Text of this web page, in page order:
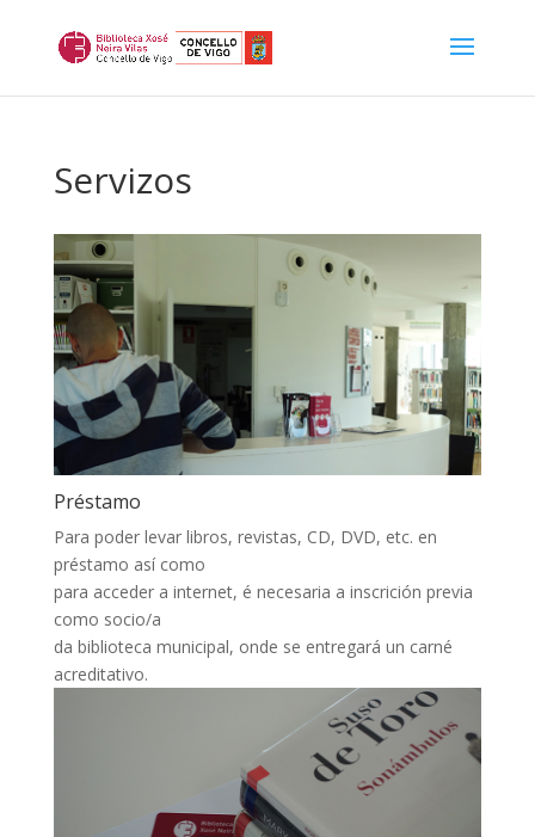
Servizos
Préstamo
Para poder levar libros, revistas, CD, DVD, etc. en
préstamo así como
para acceder a internet, é necesaria a inscrición previa
como socio/a
da biblioteca municipal, onde se entregará un carné
acreditativo.